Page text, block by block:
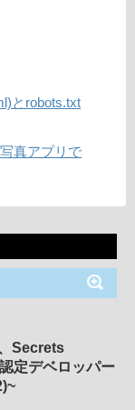
とrobots.txt
真アプリで
Secrets
定デベロッパー